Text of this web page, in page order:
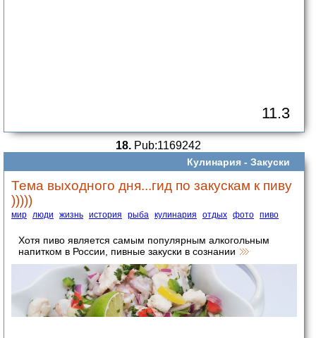
11.3
18.Pub:1169242
Кулинария - Закуски
Тема выходного дня...гид по закускам к пиву
)))))
мир люди жизнь история рыба кулинария отдых фото пиво
Хотя пиво является самым популярным алкогольным
напитком в России, пивные закуски в сознании